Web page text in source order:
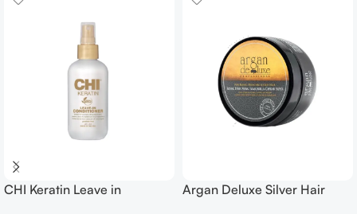
CHI Keratin Leave in
Argan Deluxe Silver Hair